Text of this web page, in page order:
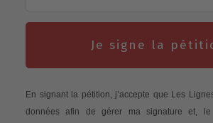
Je signe la
En signant la pétition, j’accepte que Les
données afin de gérer ma signature et, le